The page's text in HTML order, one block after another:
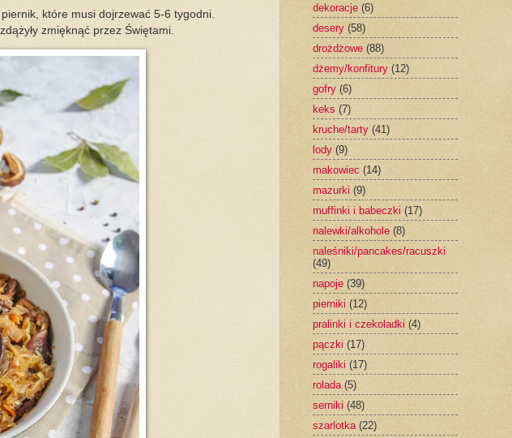
które musi dojrzewać 5-6 tygodni.
zmięknąć przez Świętami.
dekoracje (6)
desery (58)
drożdżowe (88)
dżemy/konfitury (12)
gofry (6)
keks (7)
kruche/tarty (41)
lody (9)
makowiec (14)
mazurki (9)
muffinki i babeczki (17)
nalewki/alkohole (8)
naleśniki/pancakes/racuszki
(49)
napoje (39)
pierniki (12)
pralinki i czekoladki (4)
pączki (17)
rogaliki (17)
rolada (5)
serniki (48)
szarlotka (22)